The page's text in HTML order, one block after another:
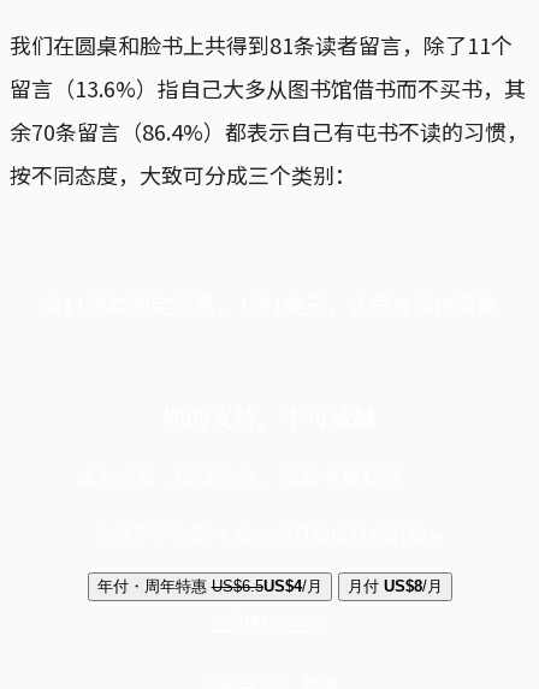
我们在圆桌和脸书上共得到81条读者留言，除了11个
留言（13.6%）指自己大多从图书馆借书而不买书，其
余70条留言（86.4%）都表示自己有屯书不读的习惯，
按不同态度，大致可分成三个类别：
年付・周年特惠 US$6.5US$4/月 月付 US$8/月